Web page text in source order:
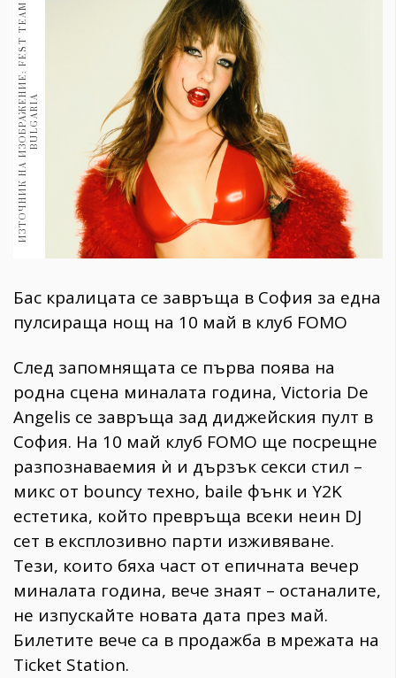
Книги
30+
Гурме 1710
Пътувай
Здраве 389
Gentlemen
Wellness
ПОСЛЕДВАЙТЕ
НИ
И
З
Т
О
Ч
Н
И
К
Н
А
И
З
О
Б
Р
А
Ж
Е
Н
И
Е
:
F
E
S
T
T
E
A
M
B
U
L
G
A
R
IA
Бас кралицата се завръща в София за една
пулсираща нощ на 10 май в клуб FOMO
След запомнящата се първа поява на
родна сцена миналата година, Victoria De
Angelis се завръща зад диджейския пулт в
София. На 10 май клуб FOMO ще посрещне
разпознаваемия ѝ и дързък секси стил –
микс от bouncy техно, baile фънк и Y2K
естетика, който превръща всеки неин DJ
сет в експлозивно парти изживяване.
Tези, които бяха част от епичната вечер
миналата година, вече знаят – останалите,
не изпускайте новата дата през май.
Билетите вече са в продажба в мрежата на
Ticket Station.